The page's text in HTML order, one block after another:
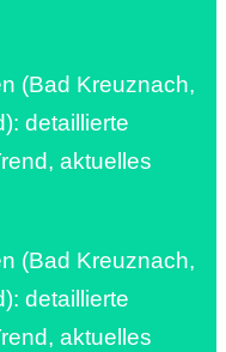
(Bad Kreuznach,
detaillierte
aktuelles
(Bad Kreuznach,
detaillierte
aktuelles